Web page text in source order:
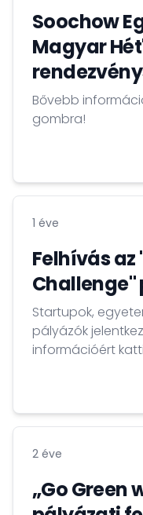
Soochow
Magyar
Bővebb
gombra!
1 éve
Felhívás az
Startupok,
pályázók
információért
2 éve
„Go Green